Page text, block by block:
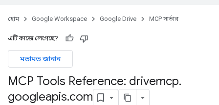
হোম Google Workspace Google Drive MCP সার্ভার
এটি কাজে লেগেছে?
মতামত জানান
MCP Tools Reference: drivemcp.
googleapis.com